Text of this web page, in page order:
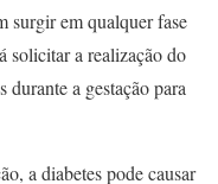
surgir em qualquer fase
solicitar a realização do
durante a gestação para
a diabetes pode causar